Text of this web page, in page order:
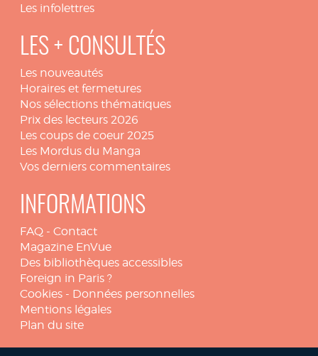
Les infolettres
LES + CONSULTÉS
Les nouveautés
Horaires et fermetures
Nos sélections thématiques
Prix des lecteurs 2026
Les coups de coeur 2025
Les Mordus du Manga
Vos derniers commentaires
INFORMATIONS
FAQ - Contact
Magazine EnVue
Des bibliothèques accessibles
Foreign in Paris ?
Cookies - Données personnelles
Mentions légales
Plan du site